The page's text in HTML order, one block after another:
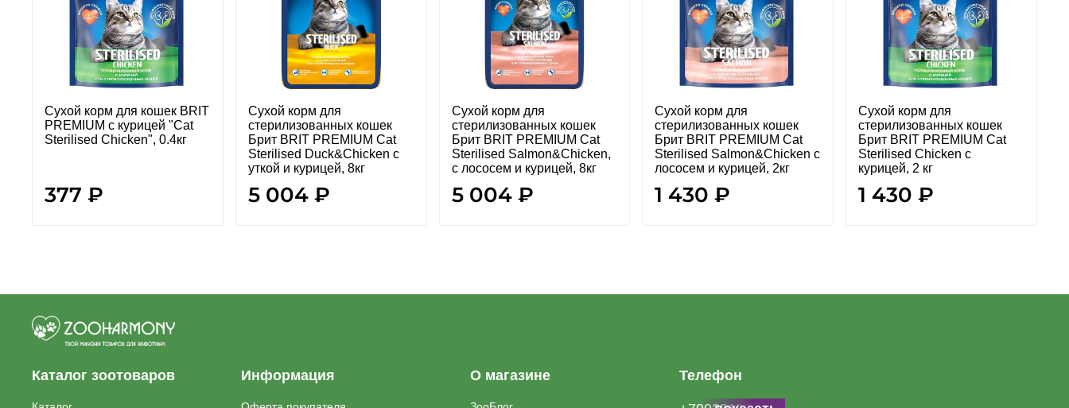
Сухой корм для кошек BRIT
PREMIUM с курицей "Cat
Sterilised Chicken", 0.4кг
377 ₽
Сухой корм для
стерилизованных кошек
Брит BRIT PREMIUM Cat
Sterilised Duck&Chicken с
уткой и курицей, 8кг
5 004 ₽
Сухой корм для
стерилизованных кошек
Брит BRIT PREMIUM Cat
Sterilised Salmon&Chicken,
с лососем и курицей, 8кг
5 004 ₽
Сухой корм для
стерилизованных кошек
Брит BRIT PREMIUM Cat
Sterilised Salmon&Chicken с
лососем и курицей, 2кг
1 430 ₽
Сухой корм для
стерилизованных кошек
Брит BRIT PREMIUM Cat
Sterilised Chicken с
курицей, 2 кг
1 430 ₽
Каталог зоотоваров Информация О магазине Телефон